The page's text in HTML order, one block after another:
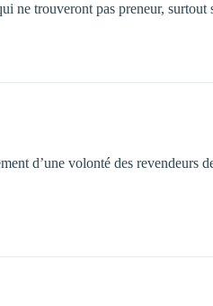
ne trouveront pas preneur,
d’une volonté des revendeurs